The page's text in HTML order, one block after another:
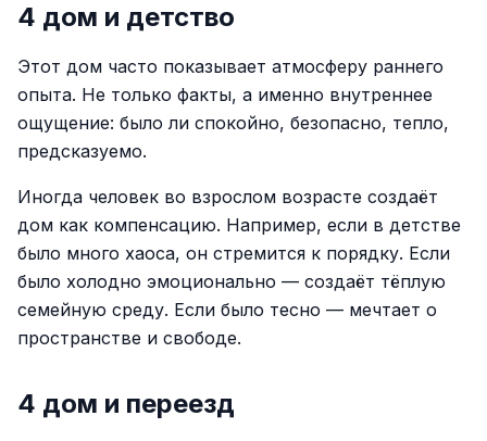
4 дом и детство
Этот дом часто показывает атмосферу раннего
опыта. Не только факты, а именно внутреннее
ощущение: было ли спокойно, безопасно, тепло,
предсказуемо.
Иногда человек во взрослом возрасте создаёт
дом как компенсацию. Например, если в детстве
было много хаоса, он стремится к порядку. Если
было холодно эмоционально — создаёт тёплую
семейную среду. Если было тесно — мечтает о
пространстве и свободе.
4 дом и переезд